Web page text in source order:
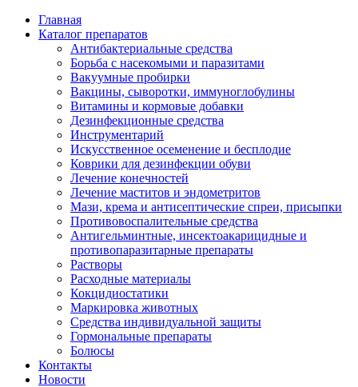
Главная
Каталог препаратов
Антибактериальные средства
Борьба с насекомыми и паразитами
Вакуумные пробирки
Вакцины, сыворотки, иммуноглобулины
Витамины и кормовые добавки
Дезинфекционные средства
Инструментарий
Искусственное осеменение и бесплодие
Коврики для дезинфекции обуви
Лечение конечностей
Лечение маститов и эндометритов
Мази, крема и антисептические спреи, присыпки
Противовоспалительные средства
Антигельминтные, инсектоакарицидные и
противопаразитарные препараты
Растворы
Расходные материалы
Кокцидиостатики
Маркировка животных
Средства индивидуальной защиты
Гормональные препараты
Болюсы
Контакты
Новости